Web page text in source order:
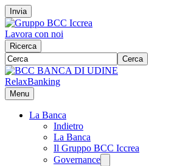
Invia
Lavora con noi
Ricerca
Cerca
RelaxBanking
Menu
La Banca
Indietro
La Banca
Il Gruppo BCC Iccrea
Governance